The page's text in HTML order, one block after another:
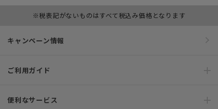
※税表記がないものはすべて税込み価格となります
キャンペーン情報
ご利用ガイド
便利なサービス